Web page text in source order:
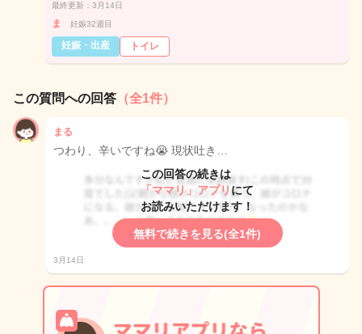
最終更新：3月14日
ま 妊娠32週目
妊娠・出産 トイレ
この質問への回答 （全1件）
まる
つわり、辛いですね😭 現状吐き…
この回答の続きは
「ママリ」アプリ にて
お読みいただけます！
無料で続きを見る(全1件)
3月14日